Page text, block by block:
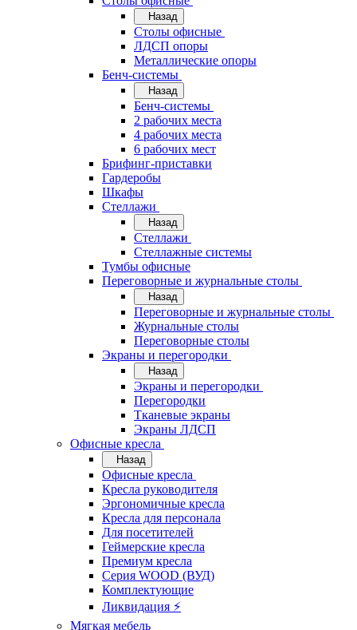
Назад
Cтолы офисные
ЛДСП опоры
Металлические опоры
Бенч-системы
Назад
Бенч-системы
2 рабочих места
4 рабочих места
6 рабочих мест
Брифинг-приставки
Гардеробы
Шкафы
Стеллажи
Назад
Стеллажи
Стеллажные системы
Тумбы офисные
Переговорные и журнальные столы
Назад
Переговорные и журнальные столы
Журнальные столы
Переговорные столы
Экраны и перегородки
Назад
Экраны и перегородки
Перегородки
Тканевые экраны
Экраны ЛДСП
Офисные кресла
Назад
Офисные кресла
Кресла руководителя
Эргономичные кресла
Кресла для персонала
Для посетителей
Геймерские кресла
Премиум кресла
Серия WOOD (ВУД)
Комплектующие
Ликвидация ⚡
Мягкая мебель